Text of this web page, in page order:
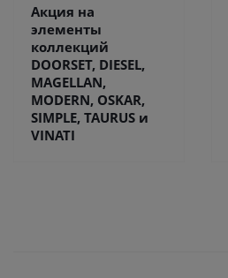
Акция на
элементы
коллекций
DOORSET, DIESEL,
MAGELLAN,
MODERN, OSKAR,
SIMPLE, TAURUS и
VINATI